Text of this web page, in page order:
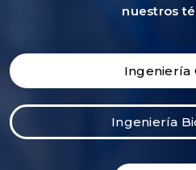
nuestros
Ingeniería
Ingeniería